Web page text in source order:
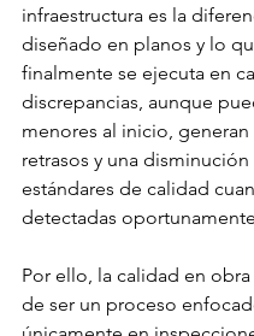
infraestructura es la
diseñado en planos y lo
finalmente se ejecuta en
discrepancias, aunque
menores al inicio,
retrasos y una disminución
estándares de calidad
detectadas
Por ello, la calidad en
de ser un proceso